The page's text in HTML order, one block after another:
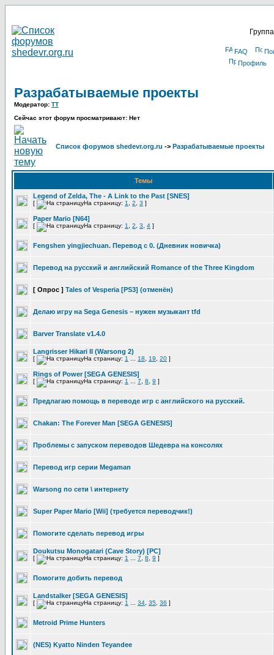
FAQ
Профиль
Разрабатываемые проекты
Модератор: TT
Сейчас этот форум просматривают: Нет
Список форумов shedevr.org.ru -> Разрабатываемые проекты
Темы
Legend of Zelda, The - A Link to the Past [SNES]
[ На страницу: 1 2 3 ]
Paper Mario [N64]
[ На страницу: 1 2 3 4 ]
Fengshen yingjiechuan. Перевод с 0. (Дневник новичка)
Перевод на русский и английский Romance of the Three Kingdom
[ Опрос ] Tales of Vesperia [PS3] (отменён)
Делаю игру на Sega Genesis – нужен музыкант tfd
Barver Translate v1.4.0
Langrisser Hikari II (Warsong 2)
[ На страницу: 1 18 19 20 ]
Rings of Power [SEGA GENESIS]
[ На страницу: 1 7 8 9 ]
Предлагаю помощь в переводе игр с английского на русский.
Chakan: The Forever Man [SEGA GENESIS]
Проблемы с запуском переводов Шедевра на консолях
Перевод игр серии Megaman
Warsong по сети \ интернету
Super Paper Mario [Wii] (требуется переводчик!)
Помогите сделать перевод игры
Doukutsu Monogatari (Cave Story) [PC]
[ На страницу: 1 7 8 9 ]
Помогите добить перевод
Landstalker [SEGA GENESIS]
[ На страницу: 1 34 35 36 ]
Metroid Prime Hunters
(NES) Kyatto Ninden Teyandee